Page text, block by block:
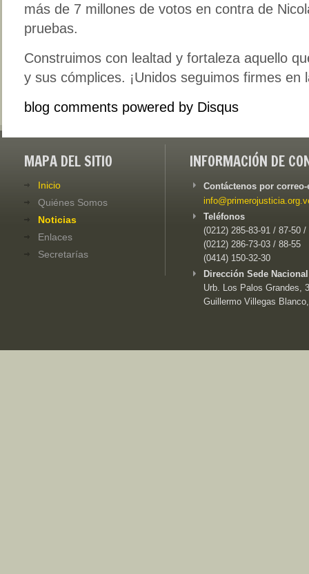
más de 7 millones de votos en contra de
pruebas.
Construimos con lealtad y fortaleza aquello
y sus cómplices. ¡Unidos seguimos firmes
blog comments powered by Disqus
MAPA DEL SITIO
Inicio
Quiénes Somos
Noticias
Enlaces
Secretarías
INFORMACIÓN DE
Contáctenos por
Teléfonos
(0212) 285-83-91 / 87-50 /
(0212) 286-73-03 / 88-55
(0414) 150-32-30
Dirección Sede
Urb. Los Palos Grandes,
Guillermo Villegas